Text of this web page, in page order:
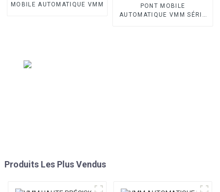
MOBILE AUTOMATIQUE VMM
PONT MOBILE
AUTOMATIQUE VMM SÉRIE
Produits Les Plus Vendus